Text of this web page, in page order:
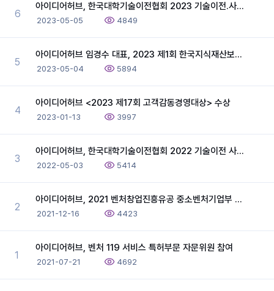
6
아이디어허브, 한국대학기술이전협회 2023 기술이전.사업화 Annual Conference 후원 및 강연
2023-05-05 4849
5
아이디어허브 임경수 대표, 2023 제1회 한국지식재산보호원 브라운 백 미팅 초청 강연
2023-05-04 5894
4
아이디어허브 <2023 제17회 고객감동경영대상> 수상
2023-01-13 3997
3
아이디어허브, 한국대학기술이전협회 2022 기술이전 사업화 Annual Conference 후원 및 강연
2022-05-03 5414
2
아이디어허브, 2021 벤처창업진흥유공 중소벤처기업부 장관상 수상
2021-12-16 4423
1
아이디어허브, 벤처 119 서비스 특허부문 자문위원 참여
2021-07-21 4692